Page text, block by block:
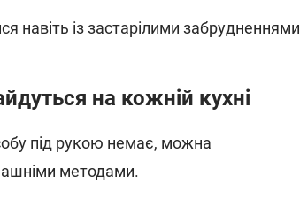
навіть із застарілими забрудненнями
на кожній кухні
під рукою немає, можна
методами.